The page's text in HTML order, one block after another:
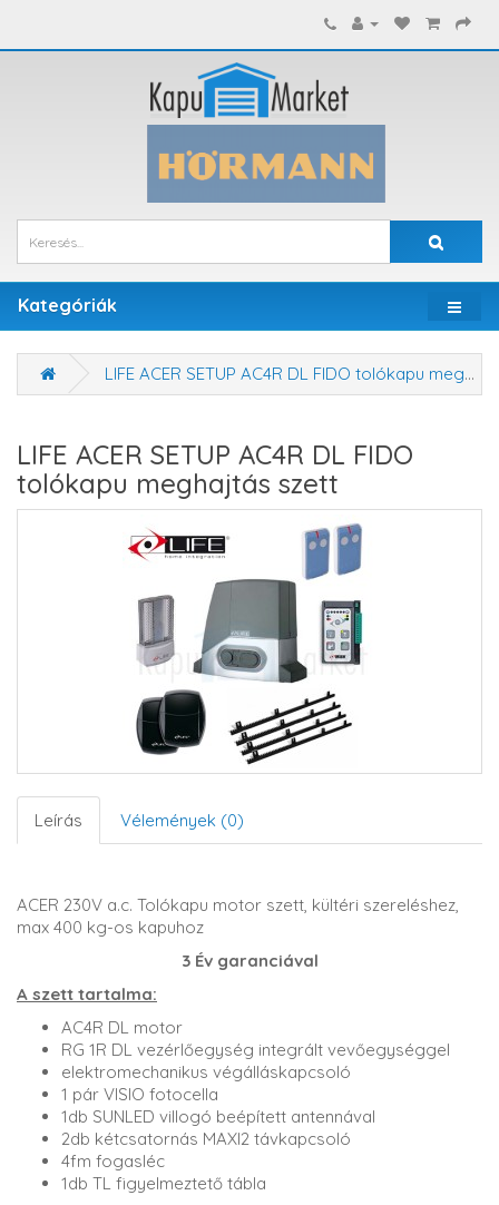
Kategóriák
LIFE ACER SETUP AC4R DL FIDO tolókapu meghajtás szett
LIFE ACER SETUP AC4R DL FIDO
tolókapu meghajtás szett
Leírás Vélemények (0)
ACER 230V a.c. Tolókapu motor szett, kültéri szereléshez,
max 400 kg-os kapuhoz
3 Év garanciával
A szett tartalma:
AC4R DL motor
RG 1R DL vezérlőegység integrált vevőegységgel
elektromechanikus végálláskapcsoló
1 pár VISIO fotocella
1db SUNLED villogó beépített antennával
2db kétcsatornás MAXI2 távkapcsoló
4fm fogasléc
1db TL figyelmeztető tábla